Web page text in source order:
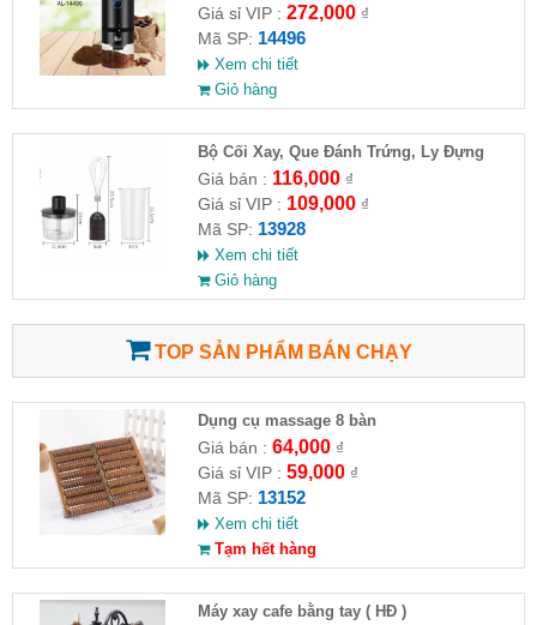
Giá sỉ VIP : 272,000₫
Mã SP: 14496
Xem chi tiết
Giỏ hàng
Bộ Cối Xay, Que Đánh Trứng, Ly Đựng
Bằng Nhựa
Giá bán : 116,000₫
Giá sỉ VIP : 109,000₫
Mã SP: 13928
Xem chi tiết
Giỏ hàng
TOP SẢN PHẨM BÁN CHẠY
Dụng cụ massage 8 bàn
Giá bán : 64,000₫
Giá sỉ VIP : 59,000₫
Mã SP: 13152
Xem chi tiết
Tạm hết hàng
Máy xay cafe bằng tay ( HĐ )